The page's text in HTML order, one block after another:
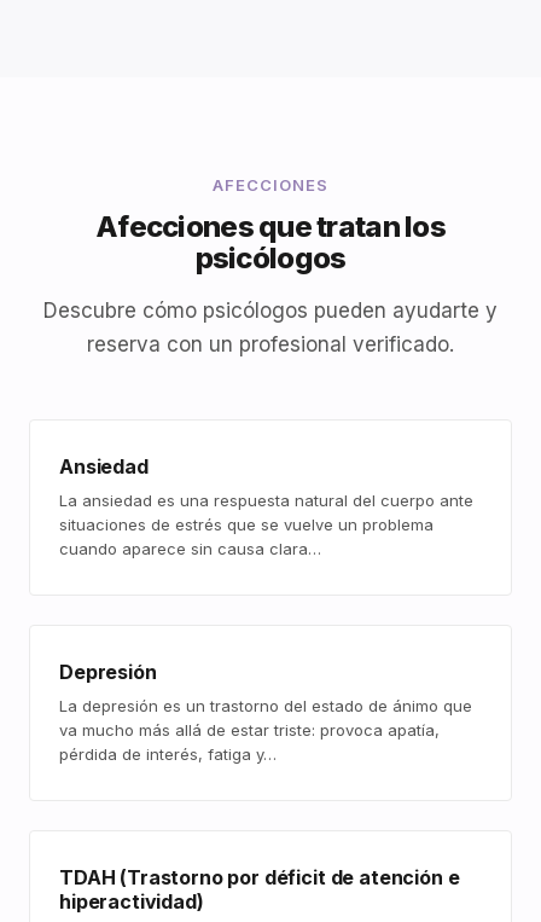
AFECCIONES
Afecciones que tratan los
psicólogos
Descubre cómo psicólogos pueden ayudarte y
reserva con un profesional verificado.
Ansiedad
La ansiedad es una respuesta natural del cuerpo ante
situaciones de estrés que se vuelve un problema
cuando aparece sin causa clara…
Depresión
La depresión es un trastorno del estado de ánimo que
va mucho más allá de estar triste: provoca apatía,
pérdida de interés, fatiga y…
TDAH (Trastorno por déficit de atención e
hiperactividad)